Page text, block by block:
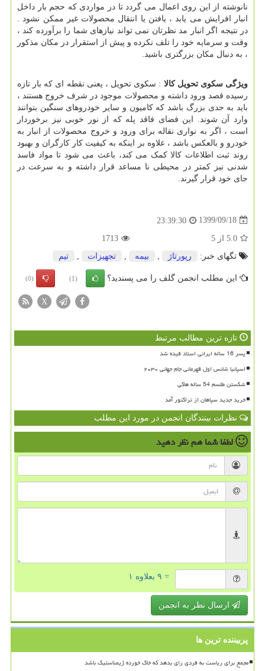
نانوشته از این روی اعمال می گردد تا در مواردی که حجم بار داخل
انبار افرایش می یابد ، یافتن یا انتقال محصولات غیر ممکن نشود .
در نتیجه اگر انبار مد نظرتان نمی تواند نیازهای شما را برآورده کند ،
وقت و سرمایه خود را تلف نکرده و پیش از استقرار در مکان مذکور
، به دنبال مکان بزرگتری باشید.
ویژگی سکوی تحویل کالا : سکوی تحویل ، یعنی نقطه ای که بار تازه
رسیده قصد ورود داشته و محصولات موجود در شرف خروج هستند ،
باید به حدی بزرگ باشد که کامیون و سایر خودروهای سنگین بتوانند
وارد آن شوند. این فضای فاقد پله که از نور خوبی نیز برخوردار
است ، اگر به نواری نقاله برای ورود و خروج محصولات از انبار به
خودرو و بالعکس باشد ، علاوه بر اینکه به کیفیت کار کارگران و بهبود
روند ثبت اطلاعات کالا کمک می کند، باعث می شود تا مواد فاسد
شدنی نیز کمتر در محیطی نا مساعد قرار داشته و به سرعت در
جای خود قرار گیرند.
1399/09/18
23:39:30
5.0 از 5
1713
تگهای خبر:
رپورتاژ بیمه تجهیزات تیم
این مطلب انجمن گلف را می پسندید؟ (1)
(0)
X
تازه ترین مطالب مرتبط
پسر 16 ساله ایرانی استاد فیده شد
اسپانیا شانس اول قهرمانی جام جهانی ۲۰۳۰
شکستن طلسم 54 ساله هاکی
خرید جدید سپاهان از تراکتور آمد
نظرات بینندگان انجمن در مورد این مطلب
لطفا شما همنظر دهید
= ۹ بعلاوه ۱
ارسال نظر به انجمن
پربیننده ترین ها
مجمع برای ریاست به فردی رای بدهد که خاک خورده ژیمناستیک باشد